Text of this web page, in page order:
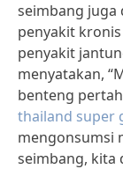
seimbang juga
penyakit
penyakit
menyatakan,
benteng
thailand super
mengonsumsi
seimbang, kita